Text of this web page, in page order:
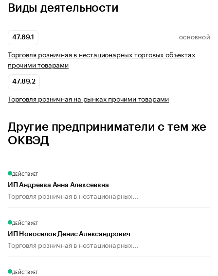
Виды деятельности
47.89.1 ОСНОВНОЙ
Торговля розничная в нестационарных торговых объектах
прочими товарами
47.89.2
Торговля розничная на рынках прочими товарами
Другие предприниматели с тем же
ОКВЭД
ДЕЙСТВУЕТ
ИП Андреева Анна Алексеевна
Торговля розничная в нестационарных...
ДЕЙСТВУЕТ
ИП Новоселов Денис Александрович
Торговля розничная в нестационарных...
ДЕЙСТВУЕТ